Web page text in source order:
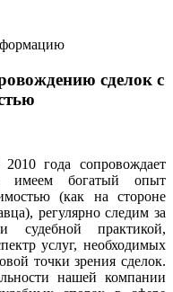
сделок с
года сопровождает
имеем богатый опыт
(как на стороне
регулярно следим за
и судебной практикой,
услуг, необходимых
точки зрения сделок.
нашей компании